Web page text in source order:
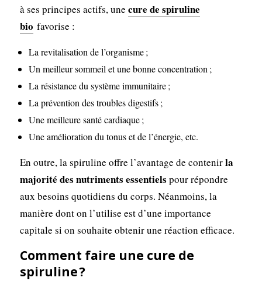
à ses principes actifs, une cure de spiruline
bio favorise :
La revitalisation de l’organisme ;
Un meilleur sommeil et une bonne concentration ;
La résistance du système immunitaire ;
La prévention des troubles digestifs ;
Une meilleure santé cardiaque ;
Une amélioration du tonus et de l’énergie, etc.
En outre, la spiruline offre l’avantage de contenirla
majorité des nutriments essentiels pour répondre
aux besoins quotidiens du corps. Néanmoins, la
manière dont on l’utilise est d’une importance
capitale si on souhaite obtenir une réaction efficace.
Comment faire une cure de
spiruline ?